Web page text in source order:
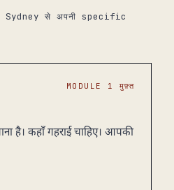
Sydney से अपनी specific
MODULE 1 मुफ़्त
है। कहाँ गहराई चाहिए। आपकी